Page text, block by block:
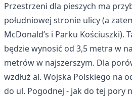
Przestrzeni dla pieszych ma
południowej stronie ulicy (a
McDonald’s i Parku Kościuszki).
będzie wynosić od 3,5 metra w
metrów w najszerszym. Dla
wzdłuż al. Wojska Polskiego na
do ul. Pogodnej - jak do tej pory